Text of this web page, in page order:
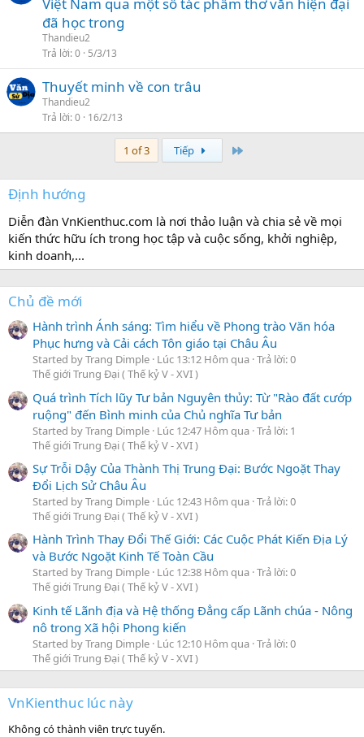
đã học trong
Thandieu2
Trả lời 0 5/3/13
Thuyết minh về con trâu
Thandieu2
Trả lời 0 16/2/13
1 of 3 Tiếp
Định hướng
Diễn đàn VnKienthuc.com là nơi thảo luận và chia sẻ về mọi
kiến thức hữu ích trong học tập và cuộc sống, khởi nghiệp,
kinh doanh,...
Chủ đề mới
Hành trình Ánh sáng: Tìm hiểu về Phong trào Văn hóa
Phục hưng và Cải cách Tôn giáo tại Châu Âu
Started by Trang Dimple Lúc 13:12 Hôm qua Trả lời: 0
Thế giới Trung Đại ( Thế kỷ V - XVI )
Quá trình Tích lũy Tư bản Nguyên thủy: Từ "Rào đất cướp
ruộng" đến Bình minh của Chủ nghĩa Tư bản
Started by Trang Dimple Lúc 12:47 Hôm qua Trả lời: 1
Thế giới Trung Đại ( Thế kỷ V - XVI )
Sự Trỗi Dậy Của Thành Thị Trung Đại: Bước Ngoặt Thay
Đổi Lịch Sử Châu Âu
Started by Trang Dimple Lúc 12:43 Hôm qua Trả lời: 0
Thế giới Trung Đại ( Thế kỷ V - XVI )
Hành Trình Thay Đổi Thế Giới: Các Cuộc Phát Kiến Địa Lý
và Bước Ngoặt Kinh Tế Toàn Cầu
Started by Trang Dimple Lúc 12:38 Hôm qua Trả lời: 0
Thế giới Trung Đại ( Thế kỷ V - XVI )
Kinh tế Lãnh địa và Hệ thống Đẳng cấp Lãnh chúa - Nông
nô trong Xã hội Phong kiến
Started by Trang Dimple Lúc 12:10 Hôm qua Trả lời: 0
Thế giới Trung Đại ( Thế kỷ V - XVI )
VnKienthuc lúc này
Không có thành viên trực tuyến.